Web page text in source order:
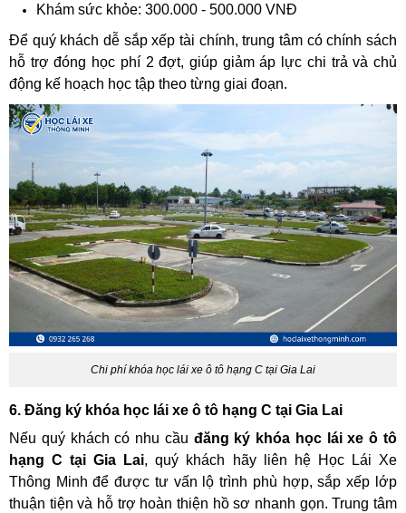
Khám sức khỏe: 300.000 - 500.000 VNĐ
Để quý khách dễ sắp xếp tài chính, trung tâm có chính sách
hỗ trợ đóng học phí 2 đợt, giúp giảm áp lực chi trả và chủ
động kế hoạch học tập theo từng giai đoạn.
Chi phí khóa học lái xe ô tô hạng C tại Gia Lai
6. Đăng ký khóa học lái xe ô tô hạng C tại Gia Lai
Nếu quý khách có nhu cầu đăng ký khóa học lái xe ô tô
hạng C tại Gia Lai, quý khách hãy liên hệ Học Lái Xe
Thông Minh để được tư vấn lộ trình phù hợp, sắp xếp lớp
thuận tiện và hỗ trợ hoàn thiện hồ sơ nhanh gọn. Trung tâm